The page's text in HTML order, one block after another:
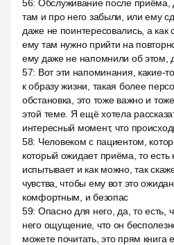
56: Обслуживание после приёма,
там и про него забыли, или ему
даже не поинтересовались, а как
ему там нужно прийти на
ему даже не напомнили об этом,
57: Вот эти напоминания, какие-
к образу жизни, такая более
обстановка, это тоже важно и
этой теме. Я ещё хотела
интересный момент, что
58: Человеком с пациентом,
который ожидает приёма, то есть
испытывает и как можно, так
чувства, чтобы ему вот это
комфортным, и безопас
59: Опасно для него, да, то есть,
него ощущение, что он
можете почитать, это прям книга